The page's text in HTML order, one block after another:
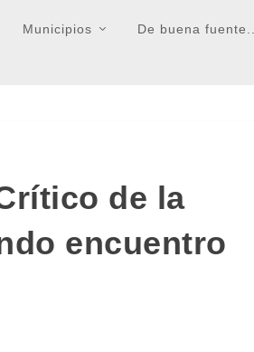
Municipios De buena fuente...
de la
encuentro